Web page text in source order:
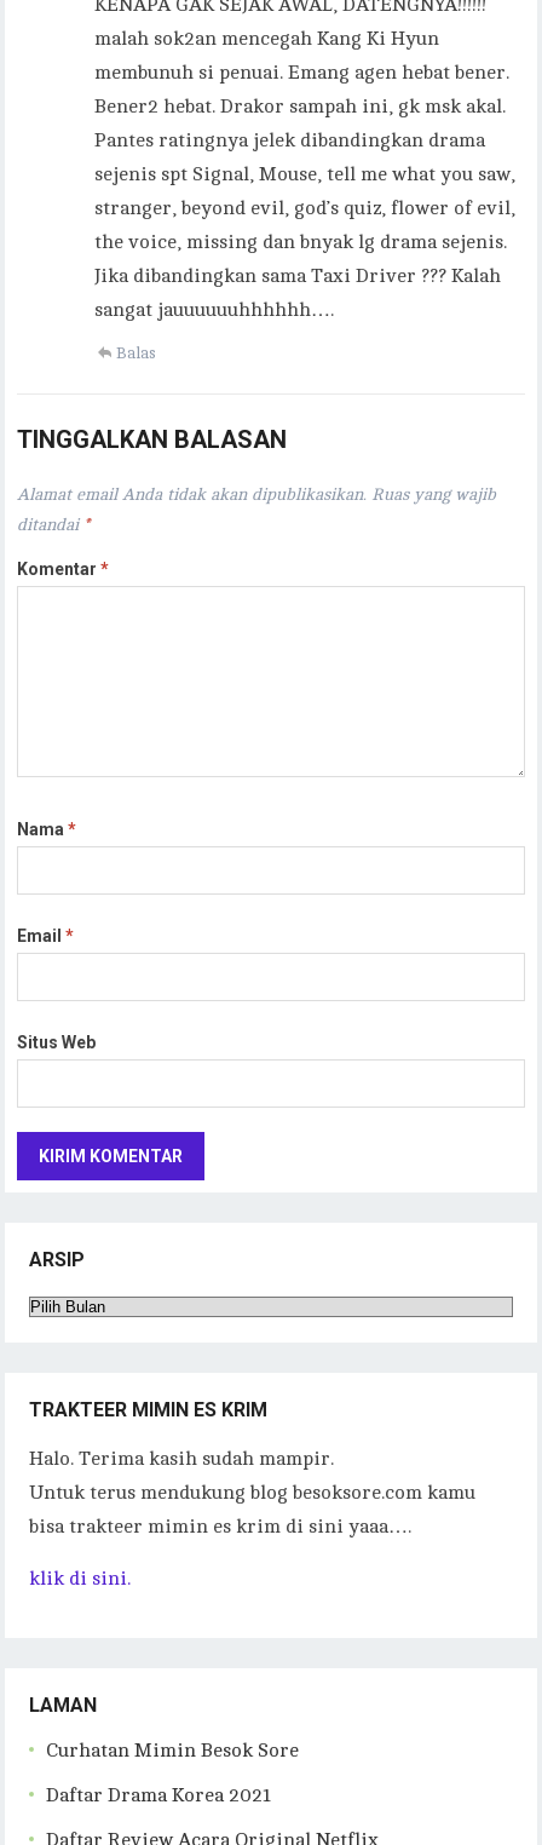
KENAPA GAK SEJAK AWAL, DATENGNYA!!!!!!
malah sok2an mencegah Kang Ki Hyun
membunuh si penuai. Emang agen hebat bener.
Bener2 hebat. Drakor sampah ini, gk msk akal.
Pantes ratingnya jelek dibandingkan drama
sejenis spt Signal, Mouse, tell me what you saw,
stranger, beyond evil, god’s quiz, flower of evil,
the voice, missing dan bnyak lg drama sejenis.
Jika dibandingkan sama Taxi Driver ??? Kalah
sangat jauuuuuuhhhhhh….
Balas
TINGGALKAN BALASAN
Alamat email Anda tidak akan dipublikasikan. Ruas yang wajib
ditandai *
Komentar*
Nama*
Email*
Situs Web
ARSIP
Arsip
TRAKTEER MIMIN ES KRIM
Halo. Terima kasih sudah mampir.
Untuk terus mendukung blog besoksore.com kamu
bisa trakteer mimin es krim di sini yaaa….
klik di sini.
LAMAN
Curhatan Mimin Besok Sore
Daftar Drama Korea 2021
Daftar Review Acara Original Netflix